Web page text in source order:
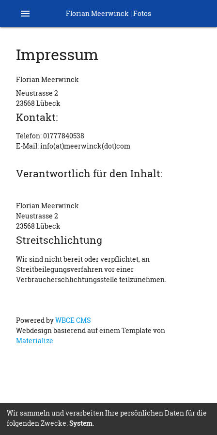
Florian Meerwinck | Fotos
menu
Impressum
Florian Meerwinck
Neustrasse 2
23568 Lübeck
Kontakt:
Telefon: 01777840538
E-Mail: info(at)meerwinck(dot)com
Verantwortlich für den Inhalt:
Florian Meerwinck
Neustrasse 2
23568 Lübeck
Streitschlichtung
Wir sind nicht bereit oder verpflichtet, an
Streitbeilegungsverfahren vor einer
Verbraucherschlichtungsstelle teilzunehmen.
Powered byWBCE CMS
Webdesign basierend auf einem Template von
Materialize
Wir sammeln und verarbeiten Ihre persönlichen Daten für die
folgenden Zwecke:System.